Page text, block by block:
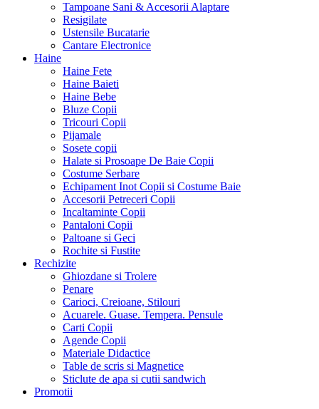
Tampoane Sani & Accesorii Alaptare
Resigilate
Ustensile Bucatarie
Cantare Electronice
Haine
Haine Fete
Haine Baieti
Haine Bebe
Bluze Copii
Tricouri Copii
Pijamale
Sosete copii
Halate si Prosoape De Baie Copii
Costume Serbare
Echipament Inot Copii si Costume Baie
Accesorii Petreceri Copii
Incaltaminte Copii
Pantaloni Copii
Paltoane si Geci
Rochite si Fustite
Rechizite
Ghiozdane si Trolere
Penare
Carioci, Creioane, Stilouri
Acuarele. Guase. Tempera. Pensule
Carti Copii
Agende Copii
Materiale Didactice
Table de scris si Magnetice
Sticlute de apa si cutii sandwich
Promotii